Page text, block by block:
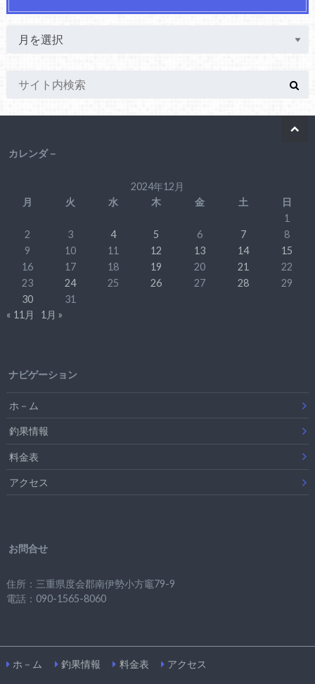
カレンダ－
2024年12月
月
火 水 木 金 土
日
1
2
3 4 5 6 7
8
9
10 11 12 13 14
15
16
17 18 19 20 21
22
23
24 25 26 27 28
29
30
31
« 11月
1月 »
ナビゲーション
ホ－ム
釣果情報
料金表
アクセス
お問合せ
住所：三重県度会郡南伊勢小方竈79-9
電話：090-1565-8060
ホ－ム 釣果情報 料金表 アクセス